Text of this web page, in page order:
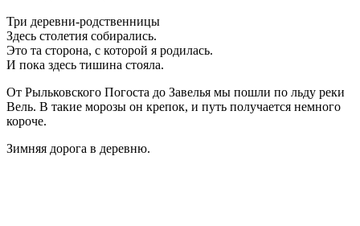
Три деревни-родственницы
Здесь столетия собирались.
Это та сторона, с которой я родилась.
И пока здесь тишина стояла.
От Рыльковского Погоста до Завелья мы пошли по льду реки
Вель. В такие морозы он крепок, и путь получается немного
короче.
Зимняя дорога в деревню.